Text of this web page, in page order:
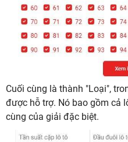
Cuối cùng là thành "Loại",
được hỗ trợ. Nó bao gồm cả
cùng của giải đặc biệt.